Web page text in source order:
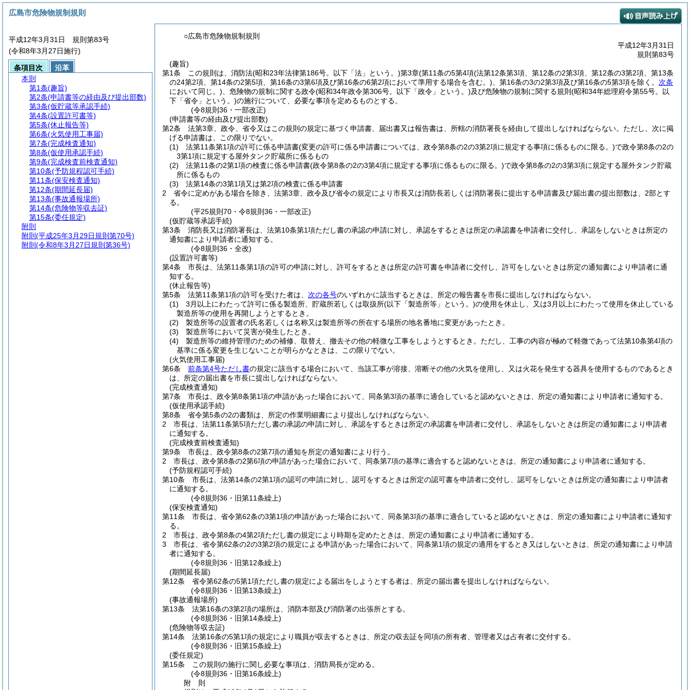
○広島市危険物規制規則
平成12年3月31日
規則第83号
(趣旨)
第1条
この規則は、消防法(昭和23年法律第186号。以下「法」という。)第3章(第11条の5第4項(法第12条第3項、第12条の2第3項、第12条の3第2項、第13条
の24第2項、第14条の2第5項、第16条の3第6項及び第16条の6第2項において準用する場合を含む。) 、第16条の3の2第3項及び第16条の5第3項を除く。 次条
において同じ。) 、危険物の規制に関する政令(昭和34年政令第306号。以下「政令」という。)及び危険物の規制に関する規則 (昭和34年総理府令第55号。以
下「省令」という。)の施行について、必要な事項を定めるものとする。
(令8規則36・一部改正)
(申請書等の経由及び提出部数)
第2条
法第3章、政令、省令又はこの規則の規定に基づく申請書、届出書又は報告書は、所轄の消防署長を経由して提出しなければならない。 ただし、次に掲
げる申請書は、この限りでない。
(1)
法第11条第1項の許可に係る申請書(変更の許可に係る申請書については、政令第8条の2の3第2項に規定する事項に係るものに限る。)で政令第8条の2の
3第1項に規定する屋外タンク貯蔵所に係るもの
(2)
法第11条の2第1項の検査に係る申請書(政令第8条の2の3第4項に規定する事項に係るものに限る。)で政令第8条の2の3第3項に規定する屋外タンク貯蔵
所に係るもの
(3)
法第14条の3第1項又は第2項の検査に係る申請書
2
省令に定めがある場合を除き、法第3章、政令及び省令の規定により市長又は消防長若しくは消防署長に提出する申請書及び届出書の提出部数は、2部とす
る。
(平25規則70・令8規則36・一部改正)
(仮貯蔵等承認手続)
第3条
消防長又は消防署長は、法第10条第1項ただし書の承認の申請に対し、承認をするときは所定の承認書を申請者に交付し、承認をしないときは所定の
通知書により申請者に通知する。
(令8規則36・全改)
(設置許可書等)
第4条
市長は、法第11条第1項の許可の申請に対し、許可をするときは所定の許可書を申請者に交付し、許可をしないときは所定の通知書により申請者に通
知する。
(休止報告等)
第5条
法第11条第1項の許可を受けた者は、 次の各号のいずれかに該当するときは、所定の報告書を市長に提出しなければならない。
(1)
3月以上にわたって許可に係る製造所、貯蔵所若しくは取扱所(以下「製造所等」という。)の使用を休止し、又は3月以上にわたって使用を休止している
製造所等の使用を再開しようとするとき。
(2)
製造所等の設置者の氏名若しくは名称又は製造所等の所在する場所の地名番地に変更があったとき。
(3)
製造所等において災害が発生したとき。
(4)
製造所等の維持管理のための補修、取替え、撤去その他の軽微な工事をしようとするとき。 ただし、工事の内容が極めて軽微であって法第10条第4項の
基準に係る変更を生じないことが明らかなときは、この限りでない。
(火気使用工事届)
第6条
前条第4号ただし書の規定に該当する場合において、当該工事が溶接、溶断その他の火気を使用し、又は火花を発生する器具を使用するものであるとき
は、所定の届出書を市長に提出しなければならない。
(完成検査通知)
第7条
市長は、政令第8条第1項の申請があった場合において、同条第3項の基準に適合していると認めないときは、所定の通知書により申請者に通知する。
(仮使用承認手続)
第8条
省令第5条の2の書類は、所定の作業明細書により提出しなければならない。
2
市長は、法第11条第5項ただし書の承認の申請に対し、承認をするときは所定の承認書を申請者に交付し、承認をしないときは所定の通知書により申請者
に通知する。
(完成検査前検査通知)
第9条
市長は、政令第8条の2第7項の通知を所定の通知書により行う。
2
市長は、政令第8条の2第6項の申請があった場合において、同条第7項の基準に適合すると認めないときは、所定の通知書により申請者に通知する。
(予防規程認可手続)
第10条
市長は、法第14条の2第1項の認可の申請に対し、認可をするときは所定の認可書を申請者に交付し、認可をしないときは所定の通知書により申請者
に通知する。
(令8規則36・旧第11条繰上)
(保安検査通知)
第11条
市長は、省令第62条の3第1項の申請があった場合において、同条第3項の基準に適合していると認めないときは、所定の通知書により申請者に通知す
る。
2
市長は、政令第8条の4第2項ただし書の規定により時期を定めたときは、所定の通知書により申請者に通知する。
3
市長は、省令第62条の2の3第2項の規定による申請があった場合において、同条第1項の規定の適用をするとき又はしないときは、所定の通知書により申請
者に通知する。
(令8規則36・旧第12条繰上)
(期間延長届)
第12条
省令第62条の5第1項ただし書の規定による届出をしようとする者は、所定の届出書を提出しなければならない。
(令8規則36・旧第13条繰上)
(事故通報場所)
第13条
法第16条の3第2項の場所は、消防本部及び消防署の出張所とする。
(令8規則36・旧第14条繰上)
(危険物等収去証)
第14条
法第16条の5第1項の規定により職員が収去するときは、所定の収去証を同項の所有者、管理者又は占有者に交付する。
(令8規則36・旧第15条繰上)
(委任規定)
第15条
この規則の施行に関し必要な事項は、消防局長が定める。
(令8規則36・旧第16条繰上)
附 則
広島市危険物規制規則
平成12年3月31日 規則第83号
(令和8年3月27日施行)
条項目次
沿革
本則
第1条(趣旨)
第2条(申請書等の経由及び提出部数)
第3条(仮貯蔵等承認手続)
第4条(設置許可書等)
第5条(休止報告等)
第6条(火気使用工事届)
第7条(完成検査通知)
第8条(仮使用承認手続)
第9条(完成検査前検査通知)
第10条(予防規程認可手続)
第11条(保安検査通知)
第12条(期間延長届)
第13条(事故通報場所)
第14条(危険物等収去証)
第15条(委任規定)
附則
附則 (平成25年3月29日規則第70号)
附則 (令和8年3月27日規則第36号)